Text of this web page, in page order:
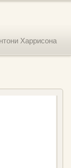
Харрисона